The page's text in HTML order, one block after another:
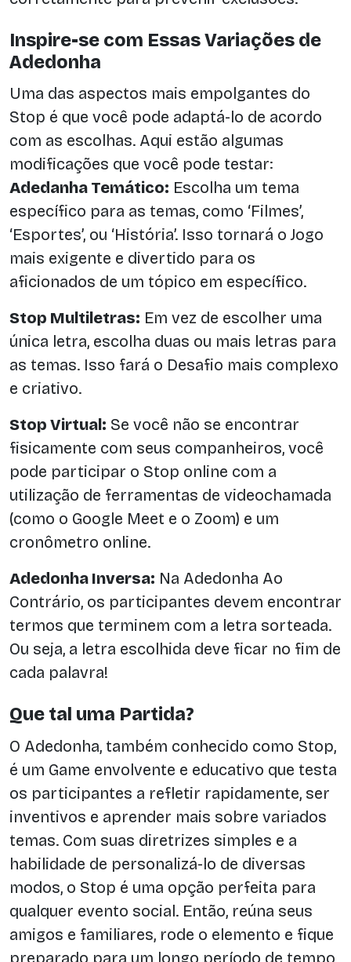
Inspire-se com Essas Variações de
Adedonha
Uma das aspectos mais empolgantes do
Stop é que você pode adaptá-lo de acordo
com as escolhas. Aqui estão algumas
modificações que você pode testar:
Adedanha Temático: Escolha um tema
específico para as temas, como ‘Filmes’,
‘Esportes’, ou ‘História’. Isso tornará o Jogo
mais exigente e divertido para os
aficionados de um tópico em específico.
Stop Multiletras: Em vez de escolher uma
única letra, escolha duas ou mais letras para
as temas. Isso fará o Desafio mais complexo
e criativo.
Stop Virtual: Se você não se encontrar
fisicamente com seus companheiros, você
pode participar o Stop online com a
utilização de ferramentas de videochamada
(como o Google Meet e o Zoom) e um
cronômetro online.
Adedonha Inversa: Na Adedonha Ao
Contrário, os participantes devem encontrar
termos que terminem com a letra sorteada.
Ou seja, a letra escolhida deve ficar no fim de
cada palavra!
Que tal uma Partida?
O Adedonha, também conhecido como Stop,
é um Game envolvente e educativo que testa
os participantes a refletir rapidamente, ser
inventivos e aprender mais sobre variados
temas. Com suas diretrizes simples e a
habilidade de personalizá-lo de diversas
modos, o Stop é uma opção perfeita para
qualquer evento social. Então, reúna seus
amigos e familiares, rode o elemento e fique
preparado para um longo período de tempo